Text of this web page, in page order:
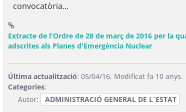
convocatòria...
Extracte de l'Ordre de 28 de març de 2016 per la
adscrites als Planes d'Emergència Nuclear(Obre
Última actualització: 05/04/16. Modificat fa 10 anys.
Categories:
Autor:
ADMINISTRACIÓ GENERAL DE L´ESTAT